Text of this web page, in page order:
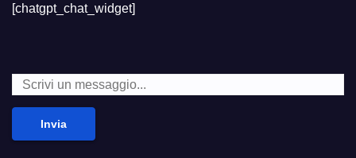
[chatgpt_chat_widget]
Invia